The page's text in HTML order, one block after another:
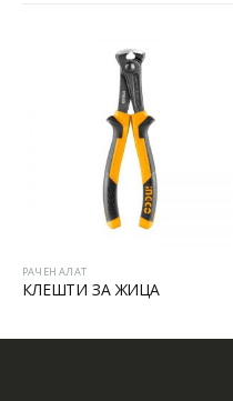
РАЧЕН АЛАТ
КЛЕШТИ ЗА ЖИЦА